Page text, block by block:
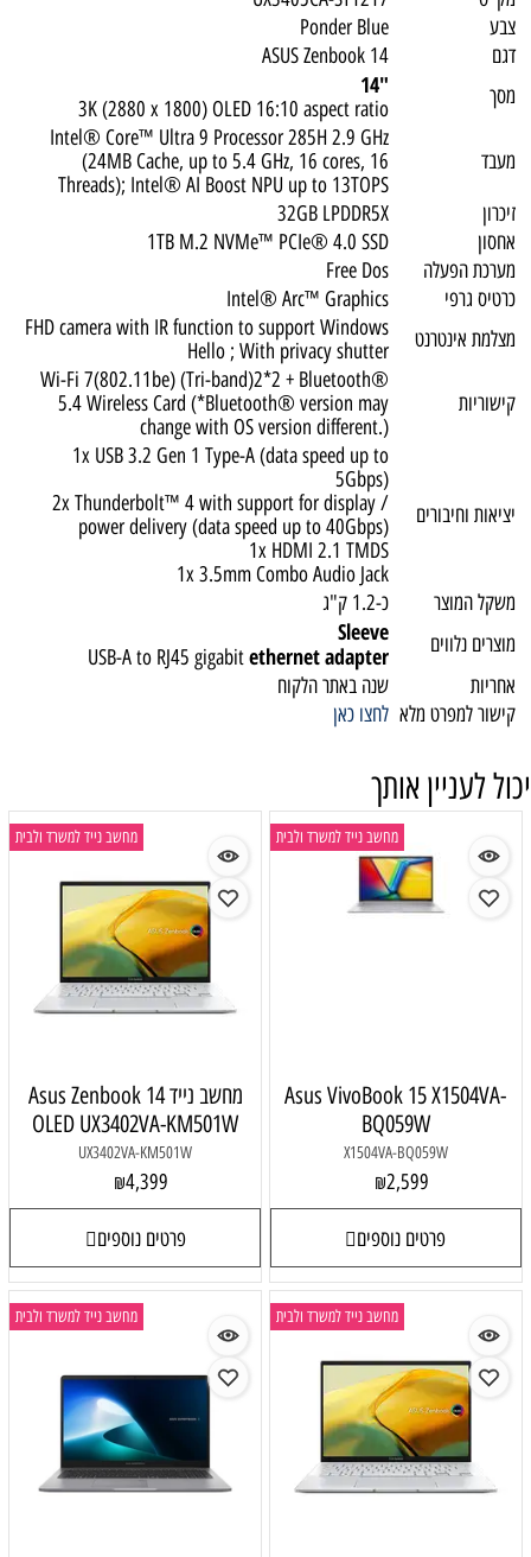
צבע
Ponder Blue
דגם
ASUS Zenbook 14
מסך
"14
3K (2880 x 1800) OLED 16:10 aspect ratio
מעבד
Intel® Core™ Ultra 9 Processor 285H 2.9 GHz
(24MB Cache, up to 5.4 GHz, 16 cores, 16
Threads); Intel® AI Boost NPU up to 13TOPS
זיכרון
32GB LPDDR5X
אחסון
1TB M.2 NVMe™ PCIe® 4.0 SSD
מערכת הפעלה
Free Dos
כרטיס גרפי
Intel® Arc™ Graphics
מצלמת אינטרנט
FHD camera with IR function to support Windows
Hello ; With privacy shutter
קישוריות
Wi-Fi 7(802.11be) (Tri-band)2*2 + Bluetooth®
5.4 Wireless Card (*Bluetooth® version may
change with OS version different.)
יציאות וחיבורים
1x USB 3.2 Gen 1 Type-A (data speed up to
5Gbps)
2x Thunderbolt™ 4 with support for display /
power delivery (data speed up to 40Gbps)
1x HDMI 2.1 TMDS
1x 3.5mm Combo Audio Jack
משקל המוצר
כ-1.2 ק"ג
מוצרים נלווים
Sleeve
USB-A to RJ45 gigabitethernet adapter
אחריות
שנה באתר הלקוח
קישור למפרט מלא לחצו כאן
יכול לעניין אותך
מחשב נייד למשרד ולבית
Asus VivoBook 15 X1504VA-
BQ059W
X1504VA-BQ059W
₪2,599
פרטים נוספים
מחשב נייד למשרד ולבית
מחשב נייד Asus Zenbook 14
OLED UX3402VA-KM501W
UX3402VA-KM501W
₪4,399
פרטים נוספים
מחשב נייד למשרד ולבית מחשב נייד למשרד ולבית